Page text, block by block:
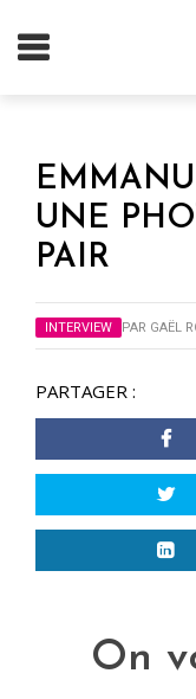
UNE
PAIR
INTERVIEW PAR GAËL
PARTAGER :
On